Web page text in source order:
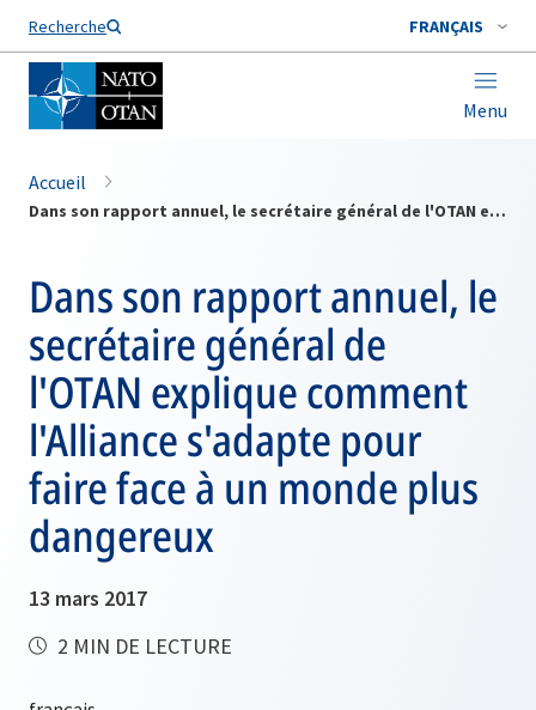
Recherche FRANÇAIS
Menu
Nom de famille*
Accueil
Dans son rapport annuel, le secrétaire général de l'OTAN explique comment l'Alliance s'adapte pour faire face à un monde plus dangereux
Dans son rapport annuel, le
secrétaire général de
l'OTAN explique comment
l'Alliance s'adapte pour
faire face à un monde plus
dangereux
13 mars 2017
2 MIN DE LECTURE